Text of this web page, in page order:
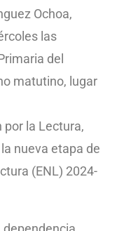
Ochoa,
las
del
matutino, lugar
la Lectura,
nueva etapa de
(ENL) 2024-